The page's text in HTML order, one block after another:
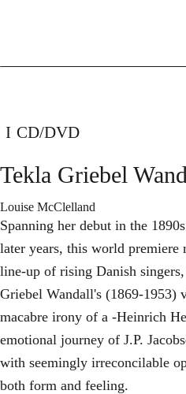
CD/DVD
Tekla Griebel
Louise McClelland
Spanning her debut in the
later years, this world premiere
line-up of rising Danish
Griebel Wandall's (1869-1953)
macabre irony of a -Heinrich
emotional journey of J.P.
with seemingly irreconcilable
both form and feeling.